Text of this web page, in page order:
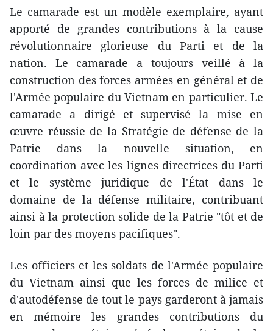
Le camarade est un modèle exemplaire, ayant
apporté de grandes contributions à la cause
révolutionnaire glorieuse du Parti et de la
nation. Le camarade a toujours veillé à la
construction des forces armées en général et de
l'Armée populaire du Vietnam en particulier. Le
camarade a dirigé et supervisé la mise en
œuvre réussie de la Stratégie de défense de la
Patrie dans la nouvelle situation, en
coordination avec les lignes directrices du Parti
et le système juridique de l'État dans le
domaine de la défense militaire, contribuant
ainsi à la protection solide de la Patrie "tôt et de
loin par des moyens pacifiques".
Les officiers et les soldats de l'Armée populaire
du Vietnam ainsi que les forces de milice et
d'autodéfense de tout le pays garderont à jamais
en mémoire les grandes contributions du